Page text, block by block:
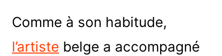
Comme à son habitude,
l’artiste belge a accompagné